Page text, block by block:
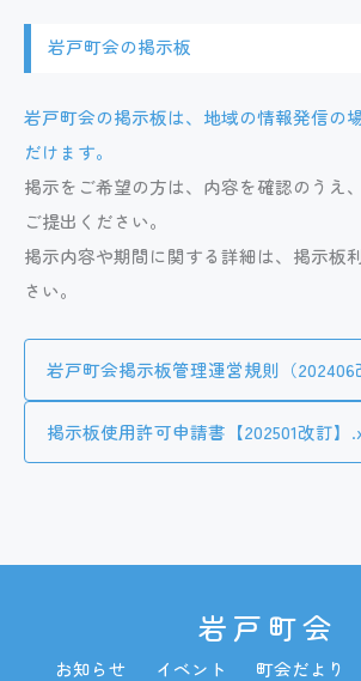
岩戸町会の掲示板
岩戸町会の掲示板は、地域の情報発信の
だけます。
掲示をご希望の方は、内容を確認のうえ
ご提出ください。
掲示内容や期間に関する詳細は、掲示板
さい。
岩戸町会掲示板管理運営規則（
掲示板使用許可申請書【202501改訂】
岩戸町会
お知らせ イベント 町会だより